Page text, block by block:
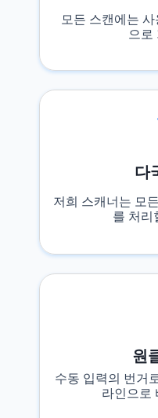
모든 스캔에는
으로
다
저희 스캐너는 모
를 처리
원
수동 입력의 번거
라인으로